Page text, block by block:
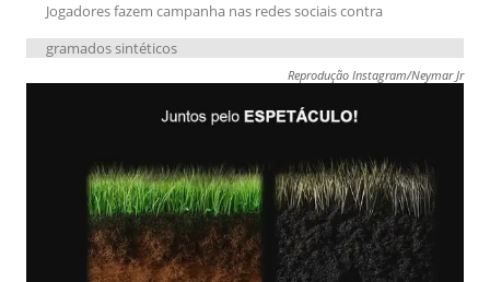
Jogadores fazem campanha nas redes sociais contra
gramados sintéticos
Reprodução Instagram/Neymar Jr